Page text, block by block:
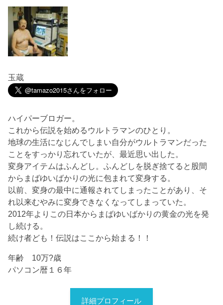
玉蔵
ハイパーブロガー。
これから伝説を始めるウルトラマンのひとり。
地球の生活になじんでしまい自分がウルトラマンだった
ことをすっかり忘れていたが、最近思い出した。
変身アイテムはふんどし。ふんどしを脱ぎ捨てると股間
からまばゆいばかりの光に包まれて変身する。
以前、変身の最中に通報されてしまったことがあり、そ
れ以来むやみに変身できなくなってしまっていた。
2012年よりこの日本からまばゆいばかりの黄金の光を発
し続ける。
続け者ども！伝説はここから始まる！！
年齢 10万?歳
パソコン暦１６年
詳細プロフィール